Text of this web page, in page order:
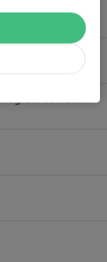
Vårpoolen i Kristianstad 2026 - program och anmälningslistor